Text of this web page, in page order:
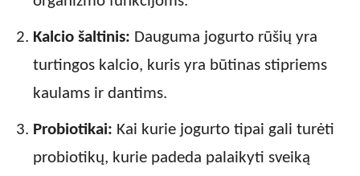
Kalcio šaltinis: Dauguma jogurto rūšių yra
turtingos kalcio, kuris yra būtinas stipriems
kaulams ir dantims.
Probiotikai: Kai kurie jogurto tipai gali turėti
probiotikų, kurie padeda palaikyti sveiką